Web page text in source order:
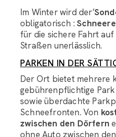
Im Winter wird der’
obligatorisch :
für die sichere Fahrt
Straßen unerlässlich.
PARKEN IN DER
Der Ort bietet mehrere
gebührenpflichtige
sowie überdachte
Schneefronten. Von
zwischen den Dörfern
ohne Auto zwischen
Guten Tag, wie kann ich
Transports Ihres Gepäcks